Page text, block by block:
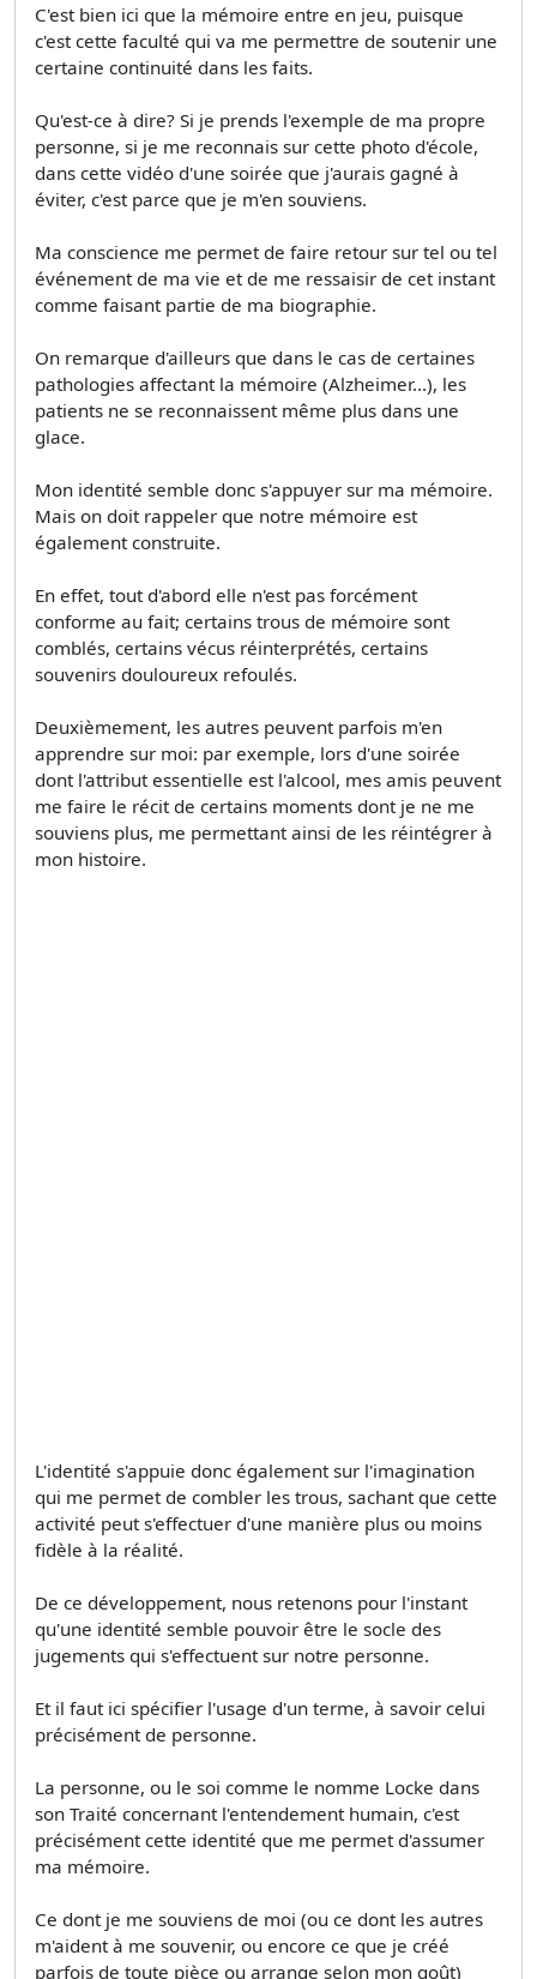
C'est bien ici que la mémoire entre en jeu, puisque
c'est cette faculté qui va me permettre de soutenir une
certaine continuité dans les faits.
Qu'est-ce à dire? Si je prends l'exemple de ma propre
personne, si je me reconnais sur cette photo d'école,
dans cette vidéo d'une soirée que j'aurais gagné à
éviter, c'est parce que je m'en souviens.
Ma conscience me permet de faire retour sur tel ou tel
événement de ma vie et de me ressaisir de cet instant
comme faisant partie de ma biographie.
On remarque d'ailleurs que dans le cas de certaines
pathologies affectant la mémoire (Alzheimer...), les
patients ne se reconnaissent même plus dans une
glace.
Mon identité semble donc s'appuyer sur ma mémoire.
Mais on doit rappeler que notre mémoire est
également construite.
En effet, tout d'abord elle n'est pas forcément
conforme au fait; certains trous de mémoire sont
comblés, certains vécus réinterprétés, certains
souvenirs douloureux refoulés.
Deuxièmement, les autres peuvent parfois m'en
apprendre sur moi: par exemple, lors d'une soirée
dont l'attribut essentielle est l'alcool, mes amis peuvent
me faire le récit de certains moments dont je ne me
souviens plus, me permettant ainsi de les réintégrer à
mon histoire.
L'identité s'appuie donc également sur l'imagination
qui me permet de combler les trous, sachant que cette
activité peut s'effectuer d'une manière plus ou moins
fidèle à la réalité.
De ce développement, nous retenons pour l'instant
qu'une identité semble pouvoir être le socle des
jugements qui s'effectuent sur notre personne.
Et il faut ici spécifier l'usage d'un terme, à savoir celui
précisément de personne.
La personne, ou le soi comme le nomme Locke dans
son Traité concernant l'entendement humain, c'est
précisément cette identité que me permet d'assumer
ma mémoire.
Ce dont je me souviens de moi (ou ce dont les autres
m'aident à me souvenir, ou encore ce que je créé
parfois de toute pièce ou arrange selon mon goût)